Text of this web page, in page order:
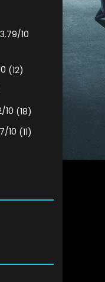
3.79/10
(12)
10 (18)
10 (11)